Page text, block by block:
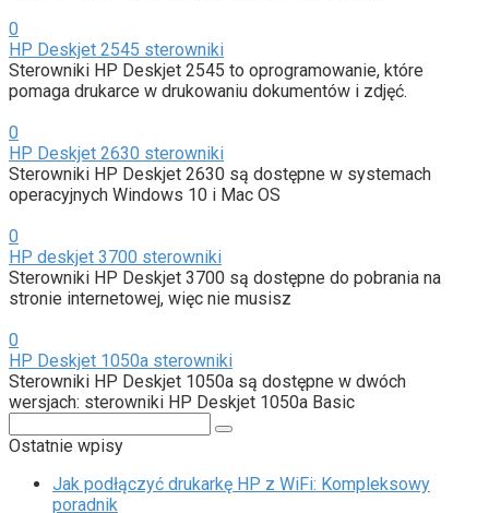
0
HP Deskjet 2545 sterowniki
Sterowniki HP Deskjet 2545 to oprogramowanie, które
pomaga drukarce w drukowaniu dokumentów i zdjęć.
0
HP Deskjet 2630 sterowniki
Sterowniki HP Deskjet 2630 są dostępne w systemach
operacyjnych Windows 10 i Mac OS
0
HP deskjet 3700 sterowniki
Sterowniki HP Deskjet 3700 są dostępne do pobrania na
stronie internetowej, więc nie musisz
0
HP Deskjet 1050a sterowniki
Sterowniki HP Deskjet 1050a są dostępne w dwóch
wersjach: sterowniki HP Deskjet 1050a Basic
Ostatnie wpisy
Jak podłączyć drukarkę HP z WiFi: Kompleksowy
poradnik